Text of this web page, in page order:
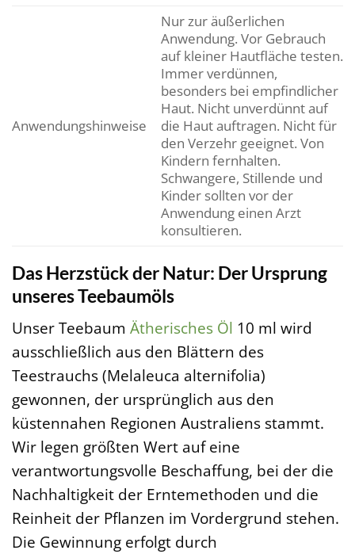
Anwendungshinweise
Nur zur äußerlichen
Anwendung. Vor Gebrauch
auf kleiner Hautfläche testen.
Immer verdünnen,
besonders bei empfindlicher
Haut. Nicht unverdünnt auf
die Haut auftragen. Nicht für
den Verzehr geeignet. Von
Kindern fernhalten.
Schwangere, Stillende und
Kinder sollten vor der
Anwendung einen Arzt
konsultieren.
Das Herzstück der Natur: Der Ursprung
unseres Teebaumöls
Unser Teebaum Ätherisches Öl 10 ml wird
ausschließlich aus den Blättern des
Teestrauchs (Melaleuca alternifolia)
gewonnen, der ursprünglich aus den
küstennahen Regionen Australiens stammt.
Wir legen größten Wert auf eine
verantwortungsvolle Beschaffung, bei der die
Nachhaltigkeit der Erntemethoden und die
Reinheit der Pflanzen im Vordergrund stehen.
Die Gewinnung erfolgt durch